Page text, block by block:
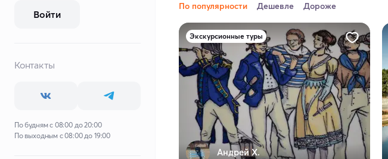
Войти
Контакты
По будням с 08:00 до 20:00
По выходным с 08:00 до 19:00
По популярности Дешевле Дороже
Экскурсионные туры
Андрей Х.